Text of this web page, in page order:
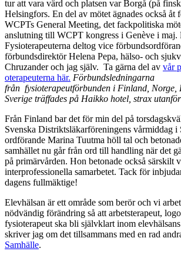
tur att vara värd och platsen var Borgå (på
Helsingfors. En del av mötet ägnades också åt
WCPTs General Meeting, det fackpolitiska
anslutning till WCPT kongress i Genève i maj.
Fysioterapeuterna deltog vice
förbundsdirektör Helena Pepa, hälso- och
Chruzander och jag själv. Ta gärna del av vår
oterapeuterna här. Förbundsledningarna
från fysioterapeutförbunden i Finland, Norge,
Sverige träffades på Haikko hotel, strax
Från Finland bar det för min del på
Svenska Distriktsläkarföreningens vårmiddag i
ordförande Marina Tuutma höll tal och
samhället nu går från ord till handling när det
på primärvården. Hon betonade också särskilt
interprofessionella samarbetet. Tack för
dagens fullmäktige!
Elevhälsan är ett område som berör och vi
nödvändig förändring så att arbetsterapeut,
fysioterapeut ska bli självklart inom
skriver jag om det tillsammans med en rad
Samhälle.